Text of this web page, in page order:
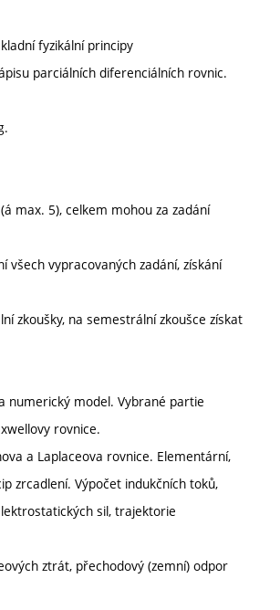
fyzikální principy
parciálních diferenciálních rovnic.
max. 5), celkem mohou za zadání
všech vypracovaných zadání, získání
zkoušky, na semestrální zkoušce získat
numerický model. Vybrané partie
rovnice.
a Laplaceova rovnice. Elementární,
zrcadlení. Výpočet indukčních toků,
sil, trajektorie
ztrát, přechodový (zemní) odpor